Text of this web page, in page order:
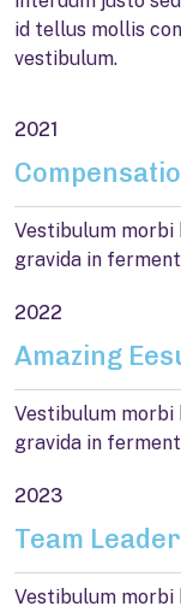
id tellus mollis
vestibulum.
2021
Vestibulum morbi
gravida in
2022
Amazing
Vestibulum morbi
gravida in
2023
Team
Vestibulum morbi